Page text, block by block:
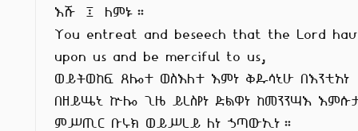
እሹ ፤ ለምኑ።
You entreat and beseech that the Lord
upon us and be merciful to us,
ወይትወከፍ ጸሎተ ወስእለተ እምነ ቅዱሳኒሁ በእንቲአነ
በዘይሤኒ ኵሎ ጊዜ ይረስየነ ድልዋነ ከመንንሣእ
ምሥጢር ቡሩክ ወይሥረይ ለነ ኃጣውኢነ።